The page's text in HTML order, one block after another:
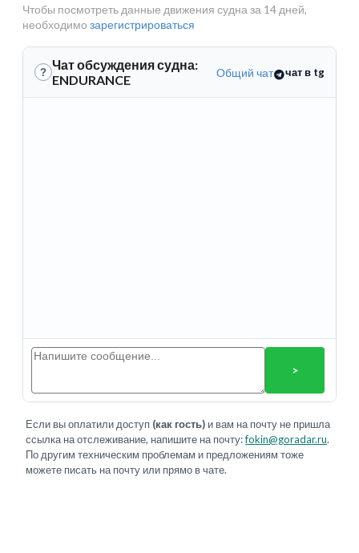
Чтобы посмотреть данные движения судна за 14 дней,
необходимо зарегистрироваться
? Чат обсуждения судна:
ENDURANCE
Общий чат чат в tg
>
Если вы оплатили доступ (как гость) и вам на почту не пришла
ссылка на отслеживание, напишите на почту:fokin@goradar.ru.
По другим техническим проблемам и предложениям тоже
можете писать на почту или прямо в чате.